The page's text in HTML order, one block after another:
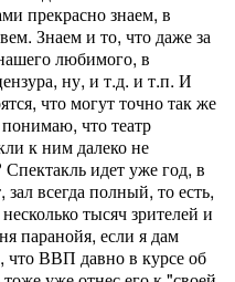
прекрасно знаем, в
Знаем и то, что даже за
любимого, в
ну, и т.д. и т.п. И
что могут точно так же
что театр
к ним далеко не
идет уже год, в
зал всегда полный, то есть,
тысяч зрителей и
паранойя, если я дам
что ВВП давно в курсе об